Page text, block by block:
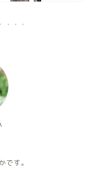
です。